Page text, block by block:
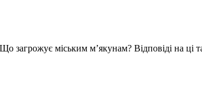
міським м’якунам? Відповіді на ці